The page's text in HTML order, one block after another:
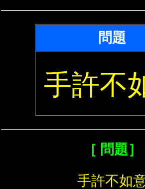
問題
手許不
［ 問題］
手許不如